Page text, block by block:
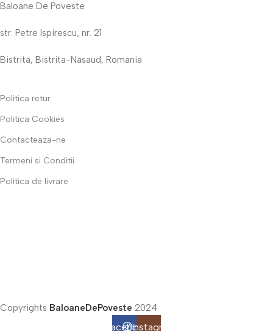
Baloane De Poveste
str. Petre Ispirescu, nr. 21
Bistrita, Bistrita-Nasaud, Romania
Politica retur
Politica Cookies
Contacteaza-ne
Termeni si Conditii
Politica de livrare
Copyrights BaloaneDePoveste 2024
FacebookInstagram